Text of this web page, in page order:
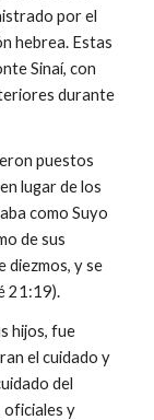
por el
hebrea. Estas
Sinaí, con
durante
puestos
lugar de los
como Suyo
de sus
diezmos, y se
21:19).
hijos, fue
el cuidado y
del
oficiales y